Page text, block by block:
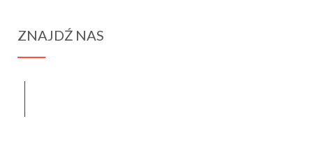
współczesnyc
ZNAJDŹ NAS